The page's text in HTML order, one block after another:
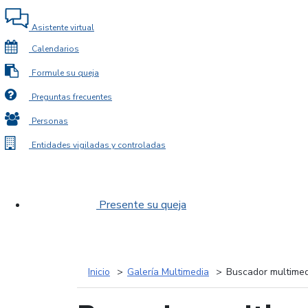
Asistente virtual
Calendarios
Formule su queja
Preguntas frecuentes
Personas
Entidades vigiladas y controladas
Presente su queja
Inicio Galería Multimedia Buscador